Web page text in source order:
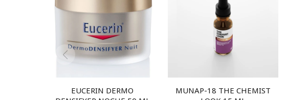
EUCERIN DERMO
MUNAP-18 THE CHEMIST